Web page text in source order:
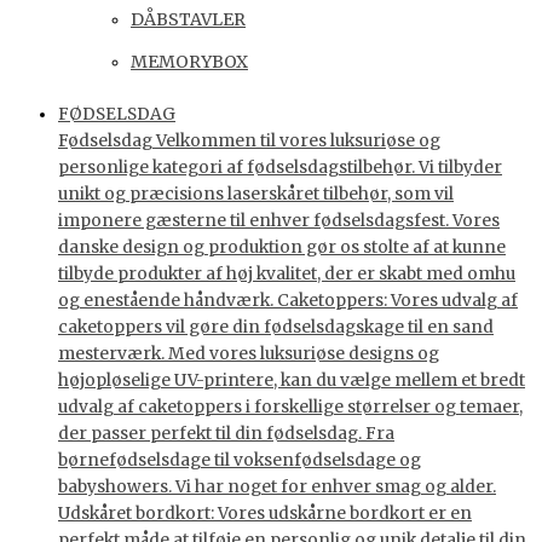
DÅBSTAVLER
MEMORYBOX
FØDSELSDAG
Fødselsdag Velkommen til vores luksuriøse og
personlige kategori af fødselsdagstilbehør. Vi tilbyder
unikt og præcisions laserskåret tilbehør, som vil
imponere gæsterne til enhver fødselsdagsfest. Vores
danske design og produktion gør os stolte af at kunne
tilbyde produkter af høj kvalitet, der er skabt med omhu
og enestående håndværk. Caketoppers: Vores udvalg af
caketoppers vil gøre din fødselsdagskage til en sand
mesterværk. Med vores luksuriøse designs og
højopløselige UV-printere, kan du vælge mellem et bredt
udvalg af caketoppers i forskellige størrelser og temaer,
der passer perfekt til din fødselsdag. Fra
børnefødselsdage til voksenfødselsdage og
babyshowers. Vi har noget for enhver smag og alder.
Udskåret bordkort: Vores udskårne bordkort er en